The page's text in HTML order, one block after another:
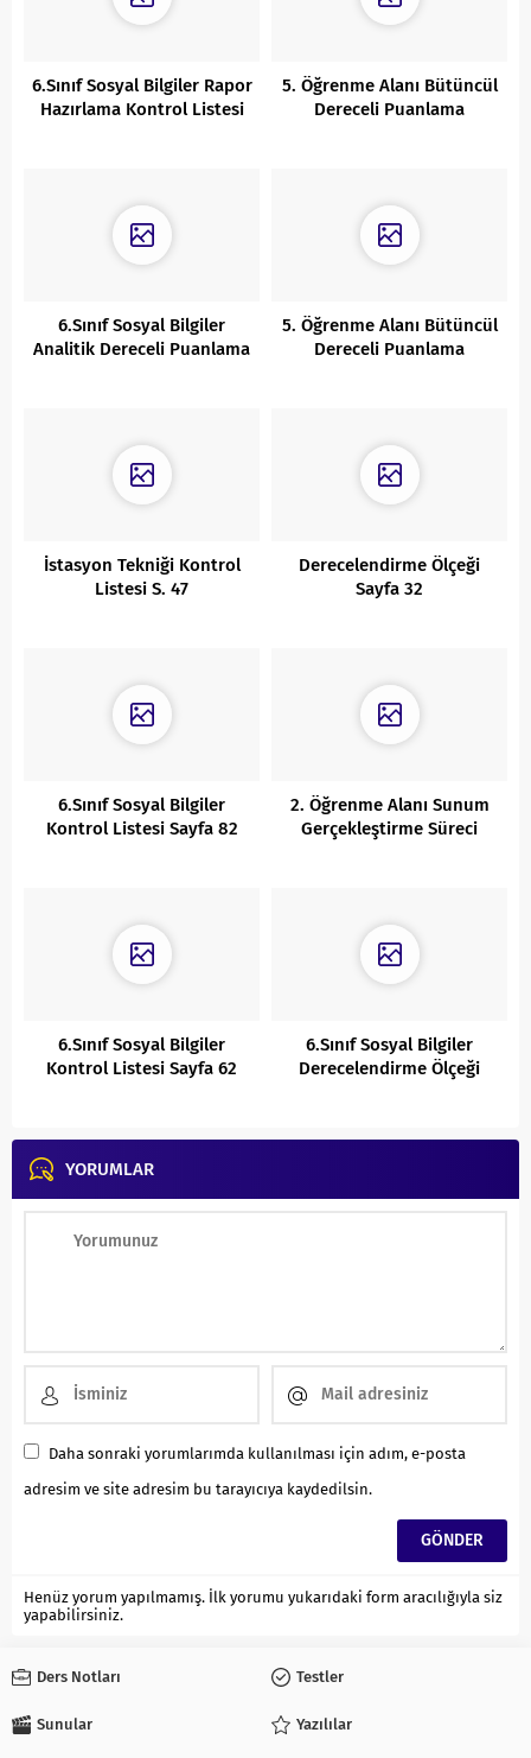
6.Sınıf Sosyal Bilgiler Rapor
Hazırlama Kontrol Listesi
5. Öğrenme Alanı Bütüncül
Dereceli Puanlama
6.Sınıf Sosyal Bilgiler
Analitik Dereceli Puanlama
5. Öğrenme Alanı Bütüncül
Dereceli Puanlama
İstasyon Tekniği Kontrol
Listesi S. 47
Derecelendirme Ölçeği
Sayfa 32
6.Sınıf Sosyal Bilgiler
Kontrol Listesi Sayfa 82
2. Öğrenme Alanı Sunum
Gerçekleştirme Süreci
6.Sınıf Sosyal Bilgiler
Kontrol Listesi Sayfa 62
6.Sınıf Sosyal Bilgiler
Derecelendirme Ölçeği
YORUMLAR
Daha sonraki yorumlarımda kullanılması için adım, e-posta
adresim ve site adresim bu tarayıcıya kaydedilsin.
Henüz yorum yapılmamış. İlk yorumu yukarıdaki form aracılığıyla siz
yapabilirsiniz.
Ders Notları Testler
Sunular Yazılılar